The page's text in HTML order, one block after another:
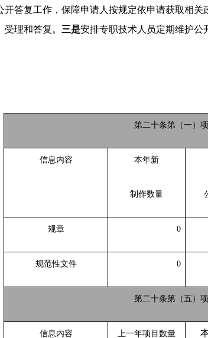
开答复工作，保障申请人按规定依申请获取相关
理和答复。 三是安排专职技术人员定期维护公
第二十条第（一）项
信息内容 本年新
制作数量
规章 0
规范性文件 0
第二十条第（五）项
信息内容 上一年项目数量